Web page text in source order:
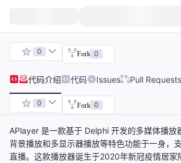
0 Fork 0
代码介绍 代码 Issues Pull Requests
0 Fork 0
APlayer 是一款基于 Delphi 开发的多媒体播放
背景播放和多显示器播放等特色功能于一身，
直播。这款播放器诞生于2020年新冠疫情居家